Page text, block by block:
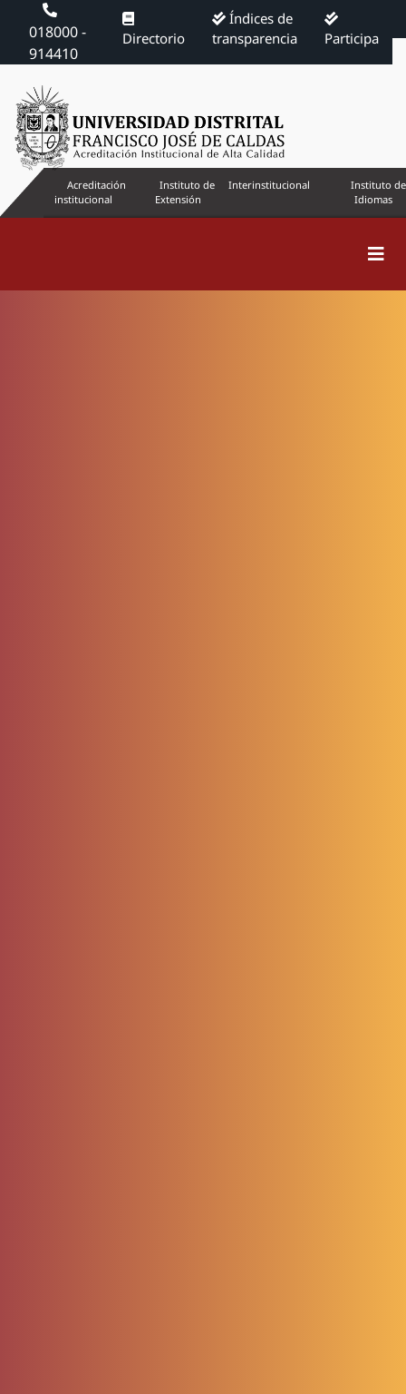
018000 -
914410
Directorio
Índices de
transparencia
Participa
Acreditación
institucional
Instituto de
Extensión
Interinstitucional
Instituto de
Idiomas